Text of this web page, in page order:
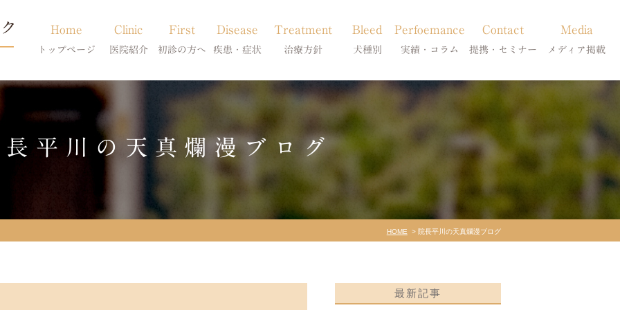
Home
トップページ
Clinic
医院紹介
当院のご紹介
獣医師紹介
First
初診の方へ
初診の方へ
Disease
疾患・症状
アトピー・アレルギー
膿皮症・脂漏症
脱毛症・アロペシアX
アポキルが効かない皮膚病
Treatment
治療方針
体質改善・食事療法
Bleed
犬種別
柴犬の皮膚病
シーズーの皮膚病
フレンチブルドッグの皮膚病
トイプードルの皮膚病
Perfoemance
実績・コラム
症状別
コラム「皮膚科のいろは」
Contact
提携・セミナー
診療提携・セミナー開催
Media
メディア掲載
長平川の天真爛漫ブログ
HOME 院長平川の天真爛漫ブログ
最新記事